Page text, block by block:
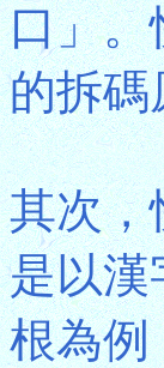
口」。
的拆碼
其次，
是以漢
根為例